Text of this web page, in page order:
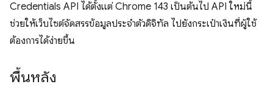
Credentials API ได้ตั้งแต่ Chrome 143 เป็นต้นไป API ใหม่นี้
ช่วยให้เว็บไซต์จัดสรรข้อมูลประจำตัวดิจิทัล ไปยังกระเป๋าเงินที่ผู้ใช้
ต้องการได้ง่ายขึ้น
พื้นหลัง